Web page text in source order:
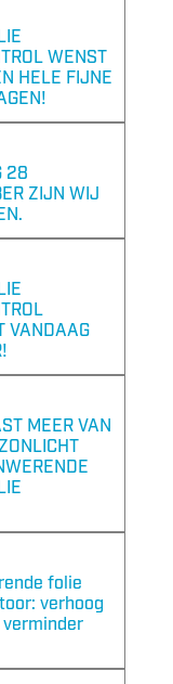
WENST
HELE FIJNE
28
ZIJN WIJ
VANDAAG
MEER VAN
folie
verhoog